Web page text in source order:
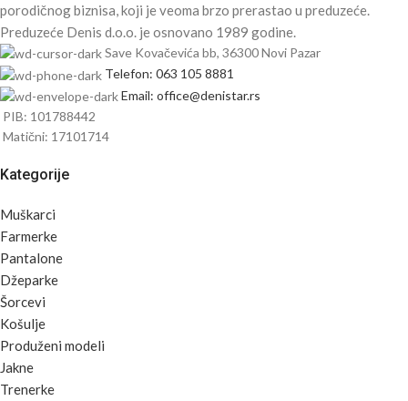
porodičnog biznisa, koji je veoma brzo prerastao u preduzeće.
Preduzeće Denis d.o.o. je osnovano 1989 godine.
Save Kovačevića bb, 36300 Novi Pazar
Telefon: 063 105 8881
Email: office@denistar.rs
PIB: 101788442
Matični: 17101714
Kategorije
Muškarci
Farmerke
Pantalone
Džeparke
Šorcevi
Košulje
Produženi modeli
Jakne
Trenerke